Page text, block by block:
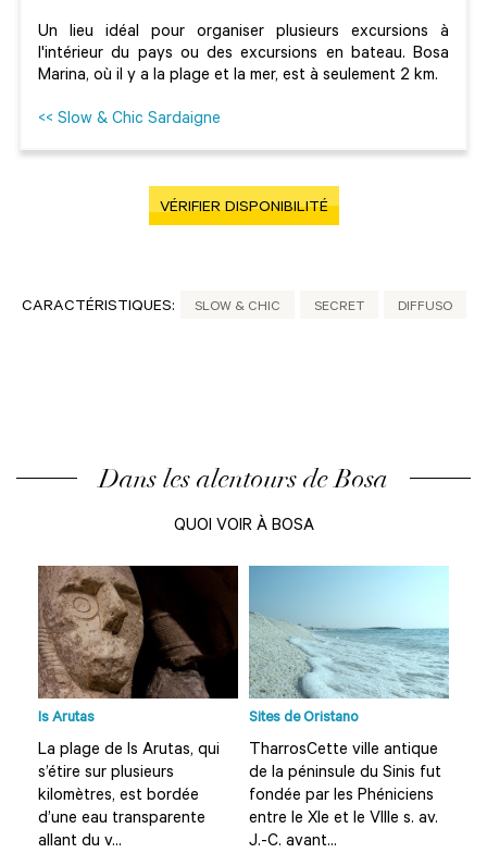
Un lieu idéal pour organiser plusieurs excursions à
l'intérieur du pays ou des excursions en bateau. Bosa
Marina, où il y a la plage et la mer, est à seulement 2 km.
<< Slow & Chic Sardaigne
VÉRIFIER DISPONIBILITÉ
CARACTÉRISTIQUES: SLOW & CHIC SECRET DIFFUSO
Dans les alentours de Bosa
QUOI VOIR À BOSA
Is Arutas
La plage de Is Arutas, qui
s’étire sur plusieurs
kilomètres, est bordée
d’une eau transparente
allant du v...
Sites de Oristano
TharrosCette ville antique
de la péninsule du Sinis fut
fondée par les Phéniciens
entre le XIe et le VIIIe s. av.
J.-C. avant...